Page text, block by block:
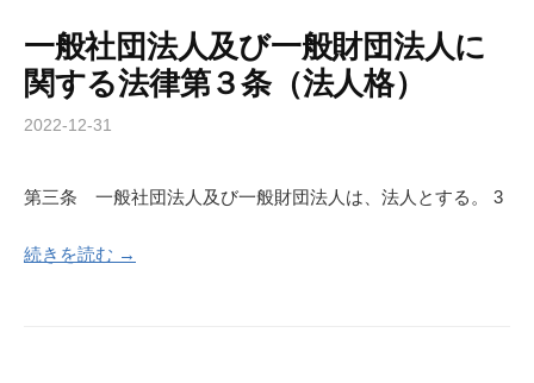
一般社団法人及び一般財団法人に
関する法律第３条（法人格）
2022-12-31
第三条 一般社団法人及び一般財団法人は、法人とする。 3
続きを読む →